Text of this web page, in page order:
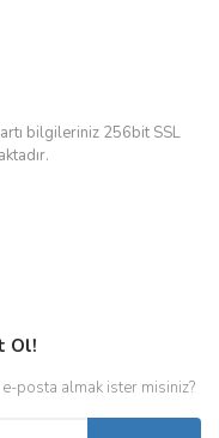
bilgileriniz 256bit SSL
Ol!
posta almak ister misiniz?